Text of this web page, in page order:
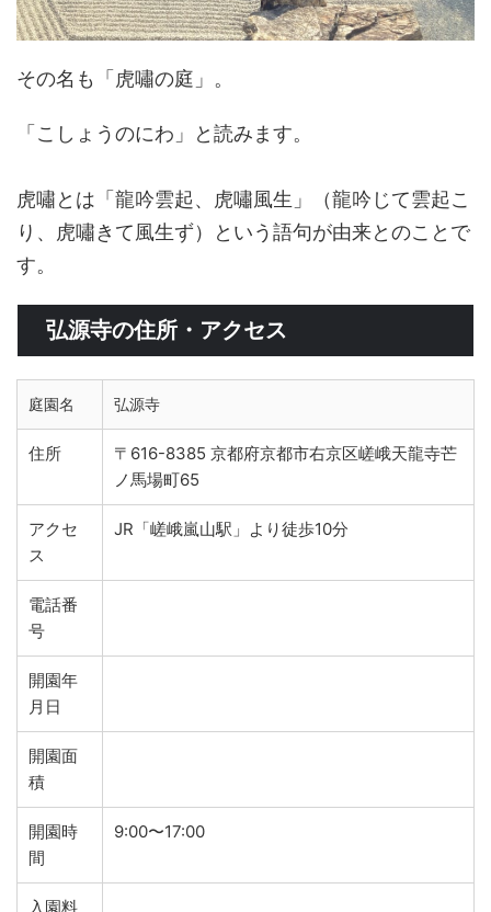
その名も「虎嘯の庭」。
「こしょうのにわ」と読みます。
虎嘯とは「龍吟雲起、虎嘯風生」（龍吟じて雲起こ
り、虎嘯きて風生ず）という語句が由来とのことで
す。
弘源寺の住所・アクセス
庭園名 弘源寺
住所
〒616-8385 京都府京都市右京区嵯峨天龍寺芒
ノ馬場町65
アクセ
ス
JR「嵯峨嵐山駅」より徒歩10分
電話番
号
開園年
月日
開園面
積
開園時
間
9:00〜17:00
入園料